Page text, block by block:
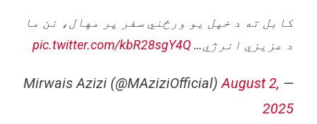
کابل ته د خپل يو ورځني سفر پر مهال، نن ما
د عزيزي انرژي…pic.twitter.com/kbR28sgY4Q
— Mirwais Azizi (@MAziziOfficial)
August 2,
2025